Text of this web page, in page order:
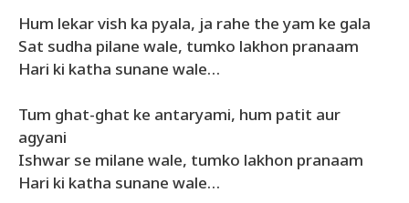
Hum lekar vish ka pyala, ja rahe the yam ke gala
Sat sudha pilane wale, tumko lakhon pranaam
Hari ki katha sunane wale…
Tum ghat-ghat ke antaryami, hum patit aur
agyani
Ishwar se milane wale, tumko lakhon pranaam
Hari ki katha sunane wale…